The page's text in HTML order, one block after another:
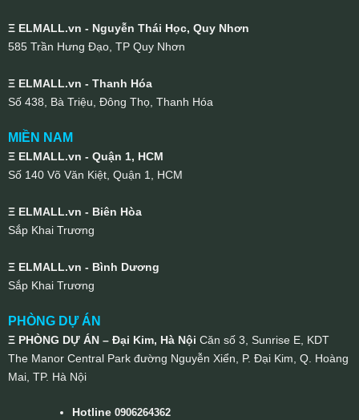
Ξ ELMALL.vn - Nguyễn Thái Học, Quy Nhơn
585 Trần Hưng Đạo, TP Quy Nhơn
Ξ ELMALL.vn - Thanh Hóa
Số 438, Bà Triệu, Đông Thọ, Thanh Hóa
MIỀN NAM
Ξ ELMALL.vn - Quận 1, HCM
Số 140 Võ Văn Kiệt, Quận 1, HCM
Ξ ELMALL.vn - Biên Hòa
Sắp Khai Trương
Ξ ELMALL.vn - Bình Dương
Sắp Khai Trương
PHÒNG DỰ ÁN
Ξ PHÒNG DỰ ÁN – Đại Kim, Hà Nội Căn số 3, Sunrise E, KDT
The Manor Central Park đường Nguyễn Xiển, P. Đại Kim, Q. Hoàng
Mai, TP. Hà Nội
Hotline0906264362